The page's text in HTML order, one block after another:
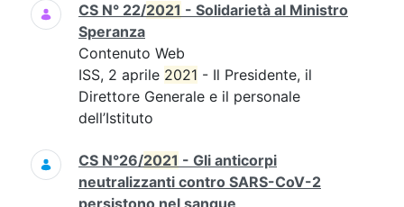
CS N° 22/2021 - Solidarietà al Ministro
Speranza
Contenuto Web
ISS, 2 aprile 2021 - Il Presidente, il
Direttore Generale e il personale
dell’Istituto
CS N°26/2021 - Gli anticorpi
neutralizzanti contro SARS-CoV-2
persistono nel sangue